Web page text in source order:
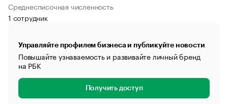
Среднесписочная численность
1 сотрудник
Управляйте профилем бизнеса и публикуйте новости
Повышайте узнаваемость и развивайте личный бренд
на РБК
Получить доступ